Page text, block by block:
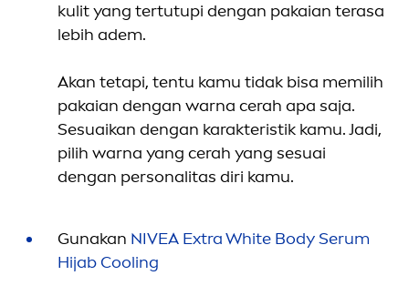
kulit yang tertutupi dengan pakaian terasa
lebih adem.
Akan tetapi, tentu kamu tidak bisa memilih
pakaian dengan warna cerah apa saja.
Sesuaikan dengan karakteristik kamu. Jadi,
pilih warna yang cerah yang sesuai
dengan personalitas diri kamu.
Gunakan NIVEA ExtraWhite Body Serum
Hijab Cooling